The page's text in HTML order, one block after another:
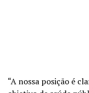
“A nossa posição é